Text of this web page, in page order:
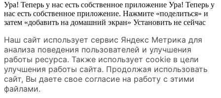
Ура! Теперь у нас есть собственное приложение Ура! Теперь у
нас есть собственное приложение. Нажмите «поделиться» и
затем «добавить на домашний экран» Установить не сейчас
Наш сайт использует сервис Яндекс Метрика для
анализа поведения пользователей и улучшения
работы ресурса. Также использует cookie в цели
улучшения работы сайта. Продолжая использовать
сайт, Вы даете свое согласие на работу с этими
файлами.